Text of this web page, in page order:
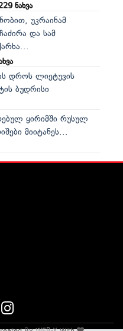
ნახვა
უკრაინამ
და სამ
დროს ლიეტუვის
ბუდრისი
ყირიმში რუსულ
მიიტანეს...